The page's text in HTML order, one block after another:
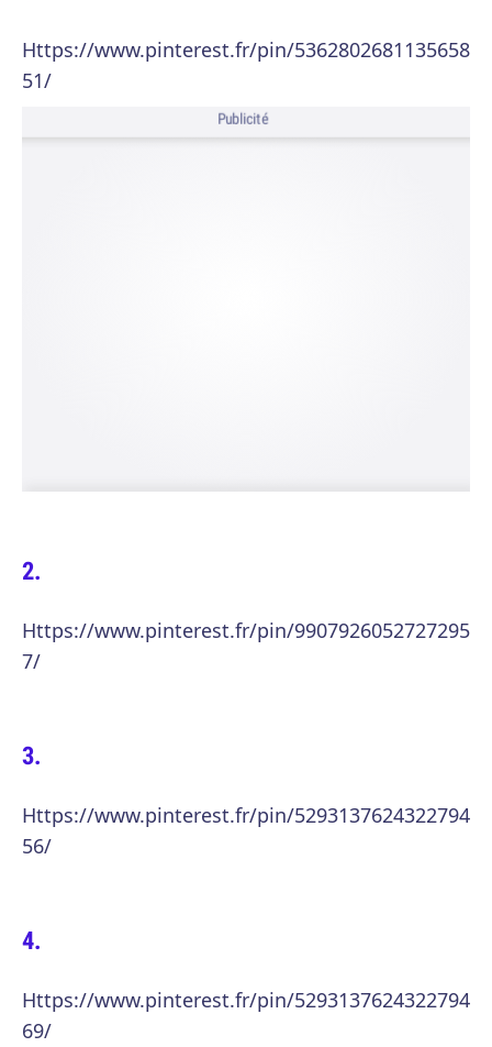
Https://www.pinterest.fr/pin/5362802681135658
51/
Publicité
Https://www.pinterest.fr/pin/9907926052727295
7/
Https://www.pinterest.fr/pin/5293137624322794
56/
Https://www.pinterest.fr/pin/5293137624322794
69/